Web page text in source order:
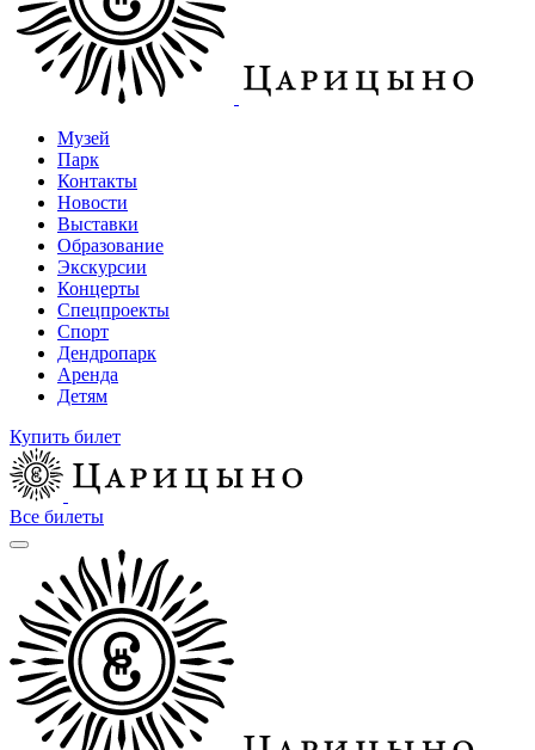
Музей
Парк
Контакты
Новости
Выставки
Образование
Экскурсии
Концерты
Спецпроекты
Спорт
Дендропарк
Аренда
Детям
Купить билет
Все билеты